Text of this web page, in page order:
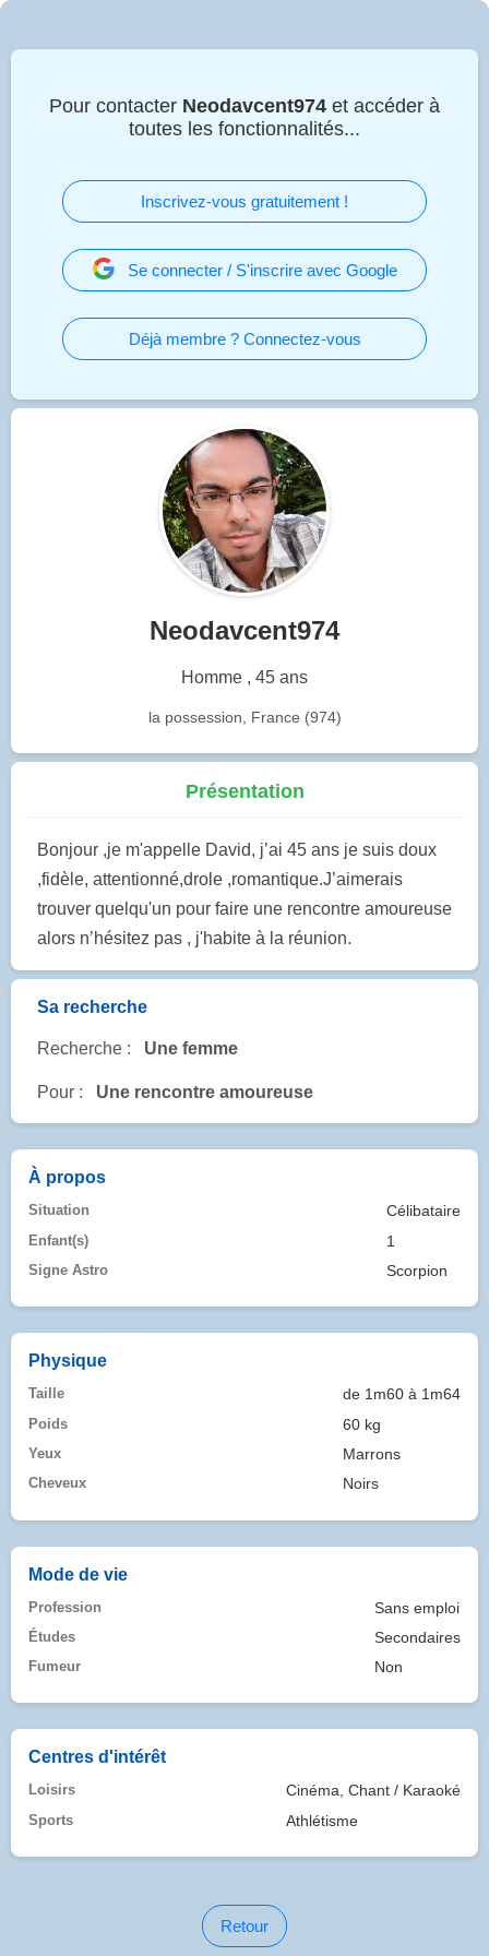
Pour contacter Neodavcent974 et accéder à
toutes les fonctionnalités...
Inscrivez-vous gratuitement !
Se connecter / S'inscrire avec Google
Déjà membre ? Connectez-vous
Neodavcent974
Homme , 45 ans
la possession, France (974)
Présentation
Bonjour ,je m'appelle David, j’ai 45 ans je suis doux
,fidèle, attentionné,drole ,romantique.J’aimerais
trouver quelqu'un pour faire une rencontre amoureuse
alors n’hésitez pas , j'habite à la réunion.
Sa recherche
Recherche : Une femme
Pour : Une rencontre amoureuse
À propos
Situation Célibataire
Enfant(s) 1
Signe Astro Scorpion
Physique
Taille de 1m60 à 1m64
Poids 60 kg
Yeux Marrons
Cheveux Noirs
Mode de vie
Profession Sans emploi
Études Secondaires
Fumeur Non
Centres d'intérêt
Loisirs Cinéma, Chant / Karaoké
Sports Athlétisme
Retour